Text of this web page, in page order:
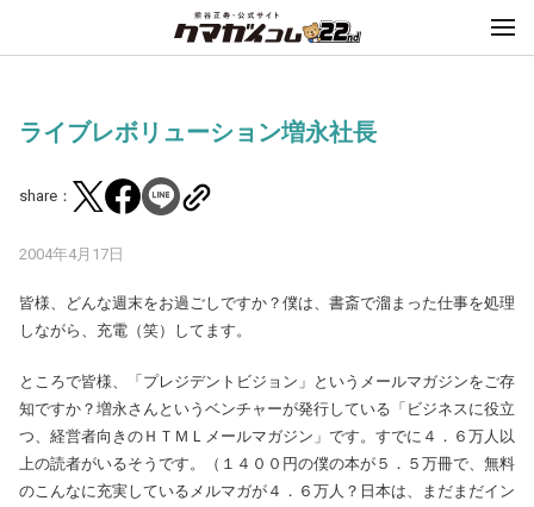
ライブレボリューション増永社長
share：
2004年4月17日
皆様、どんな週末をお過ごしですか？僕は、書斎で溜まった仕事を処理
しながら、充電（笑）してます。
ところで皆様、「プレジデントビジョン」というメールマガジンをご存
知ですか？増永さんというベンチャーが発行している「ビジネスに役立
つ、経営者向きのＨＴＭＬメールマガジン」です。すでに４．６万人以
上の読者がいるそうです。（１４００円の僕の本が５．５万冊で、無料
のこんなに充実しているメルマガが４．６万人？日本は、まだまだイン